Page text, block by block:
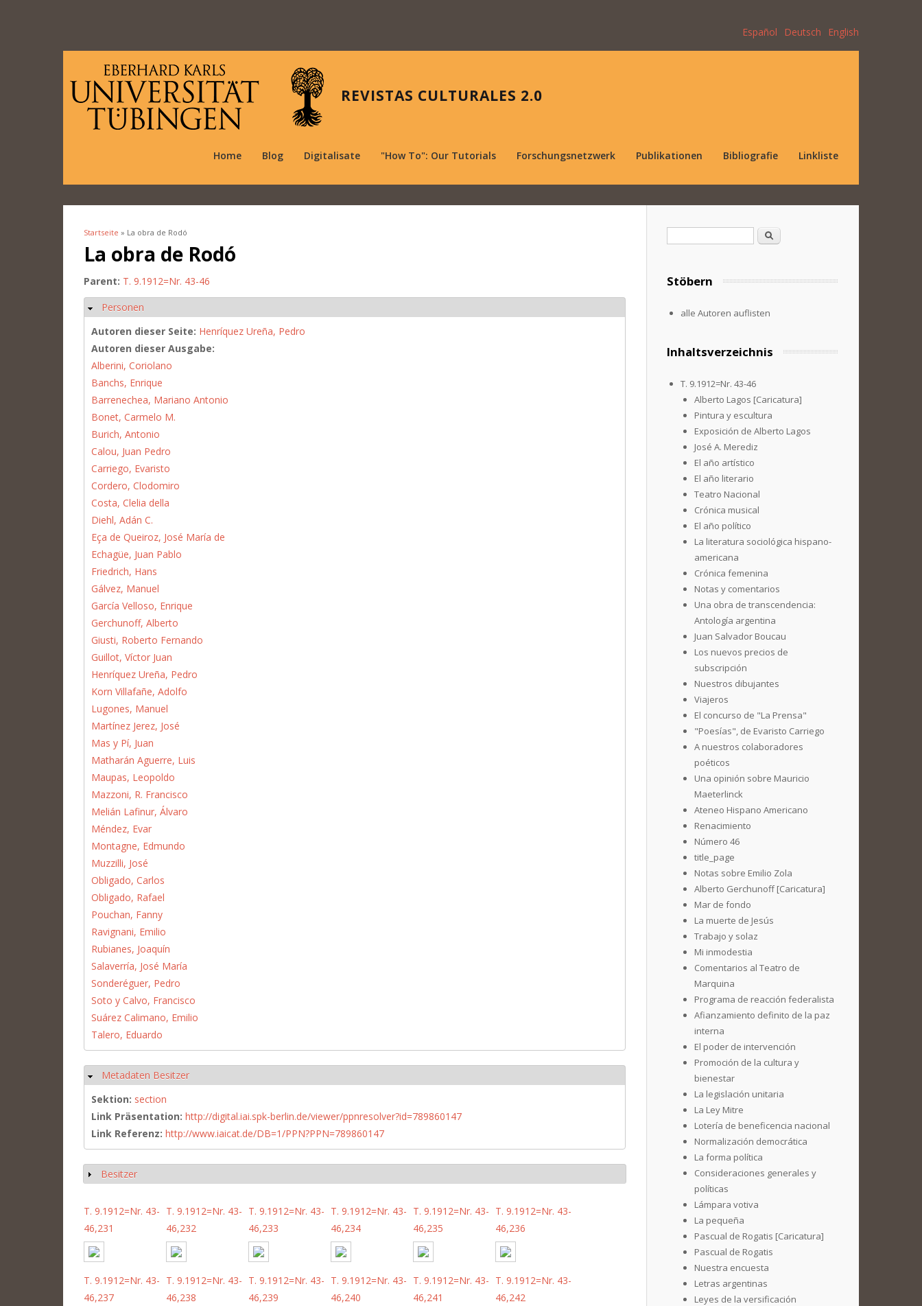
Español Deutsch English
REVISTAS CULTURALES 2.0
Home Blog Digitalisate "How To": Our Tutorials Forschungsnetzwerk Publikationen Bibliografie Linkliste
Sie sind hier
Startseite » La obra de Rodó
La obra de Rodó
Parent: T. 9.1912=Nr. 43-46
Ausblenden
Personen
Autoren dieser Seite: Henríquez Ureña, Pedro
Autoren dieser Ausgabe:
Alberini, Coriolano
Banchs, Enrique
Barrenechea, Mariano Antonio
Bonet, Carmelo M.
Burich, Antonio
Calou, Juan Pedro
Carriego, Evaristo
Cordero, Clodomiro
Costa, Clelia della
Diehl, Adán C.
Eça de Queiroz, José María de
Echagüe, Juan Pablo
Friedrich, Hans
Gálvez, Manuel
García Velloso, Enrique
Gerchunoff, Alberto
Giusti, Roberto Fernando
Guillot, Víctor Juan
Henríquez Ureña, Pedro
Korn Villafañe, Adolfo
Lugones, Manuel
Martínez Jerez, José
Mas y Pí, Juan
Matharán Aguerre, Luis
Maupas, Leopoldo
Mazzoni, R. Francisco
Melián Lafinur, Álvaro
Méndez, Evar
Montagne, Edmundo
Muzzilli, José
Obligado, Carlos
Obligado, Rafael
Pouchan, Fanny
Ravignani, Emilio
Rubianes, Joaquín
Salaverría, José María
Sonderéguer, Pedro
Soto y Calvo, Francisco
Suárez Calimano, Emilio
Talero, Eduardo
Ausblenden
Metadaten Besitzer
Sektion: section
Link Präsentation: http://digital.iai.spk-berlin.de/viewer/ppnresolver?id=789860147
Link Referenz: http://www.iaicat.de/DB=1/PPN?PPN=789860147
Anzeigen
Besitzer
T. 9.1912=Nr. 43-
46,231
T. 9.1912=Nr. 43-
46,232
T. 9.1912=Nr. 43-
46,233
T. 9.1912=Nr. 43-
46,234
T. 9.1912=Nr. 43-
46,235
T. 9.1912=Nr. 43-
46,236
T. 9.1912=Nr. 43-
46,237
T. 9.1912=Nr. 43-
46,238
T. 9.1912=Nr. 43-
46,239
T. 9.1912=Nr. 43-
46,240
T. 9.1912=Nr. 43-
46,241
T. 9.1912=Nr. 43-
46,242
Suche
Stöbern
alle Autoren auflisten
Inhaltsverzeichnis
T. 9.1912=Nr. 43-46
Alberto Lagos [Caricatura]
Pintura y escultura
Exposición de Alberto Lagos
José A. Merediz
El año artístico
El año literario
Teatro Nacional
Crónica musical
El año político
La literatura sociológica hispano-
americana
Crónica femenina
Notas y comentarios
Una obra de transcendencia:
Antología argentina
Juan Salvador Boucau
Los nuevos precios de
subscripción
Nuestros dibujantes
Viajeros
El concurso de "La Prensa"
"Poesías", de Evaristo Carriego
A nuestros colaboradores
poéticos
Una opinión sobre Mauricio
Maeterlinck
Ateneo Hispano Americano
Renacimiento
Número 46
title_page
Notas sobre Emilio Zola
Alberto Gerchunoff [Caricatura]
Mar de fondo
La muerte de Jesús
Trabajo y solaz
Mi inmodestia
Comentarios al Teatro de
Marquina
Programa de reacción federalista
Afianzamiento definito de la paz
interna
El poder de intervención
Promoción de la cultura y
bienestar
La legislación unitaria
La Ley Mitre
Lotería de beneficencia nacional
Normalización democrática
La forma política
Consideraciones generales y
políticas
Lámpara votiva
La pequeña
Pascual de Rogatis [Caricatura]
Pascual de Rogatis
Nuestra encuesta
Letras argentinas
Leyes de la versificación